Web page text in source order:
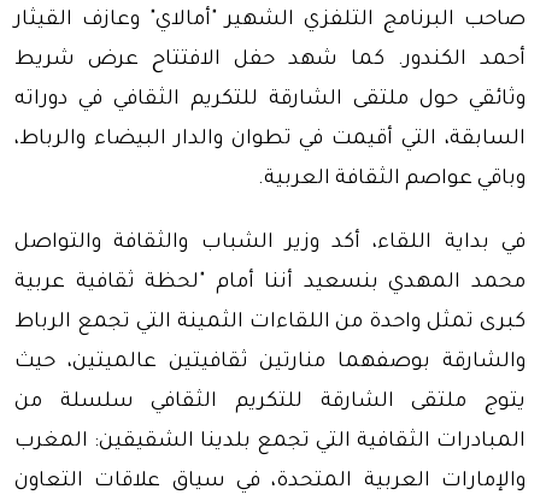
صاحب البرنامج التلفزي الشهير "أمالاي" وعازف القيثار
أحمد الكندور. كما شهد حفل الافتتاح عرض شريط
وثائقي حول ملتقى الشارقة للتكريم الثقافي في دوراته
السابقة، التي أقيمت في تطوان والدار البيضاء والرباط،
وباقي عواصم الثقافة العربية.
في بداية اللقاء، أكد وزير الشباب والثقافة والتواصل
محمد المهدي بنسعيد أننا أمام "لحظة ثقافية عربية
كبرى تمثل واحدة من اللقاءات الثمينة التي تجمع الرباط
والشارقة بوصفهما منارتين ثقافيتين عالميتين، حيث
يتوج ملتقى الشارقة للتكريم الثقافي سلسلة من
المبادرات الثقافية التي تجمع بلدينا الشقيقين: المغرب
والإمارات العربية المتحدة، في سياق علاقات التعاون